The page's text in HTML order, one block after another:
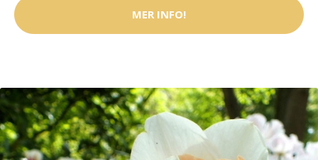
MER INFO!